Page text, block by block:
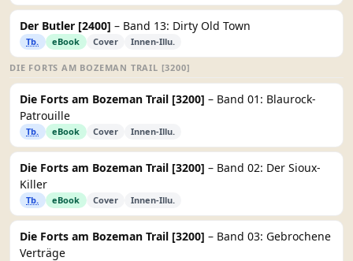
Der Butler [2400] – Band 13: Dirty Old Town
Tb. eBook Cover Innen-Illu.
DIE FORTS AM BOZEMAN TRAIL [3200]
Die Forts am Bozeman Trail [3200] – Band 01: Blaurock-
Patrouille
Tb. eBook Cover Innen-Illu.
Die Forts am Bozeman Trail [3200] – Band 02: Der Sioux-
Killer
Tb. eBook Cover Innen-Illu.
Die Forts am Bozeman Trail [3200] – Band 03: Gebrochene
Verträge